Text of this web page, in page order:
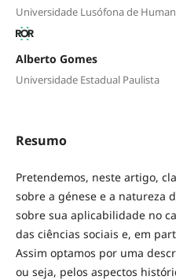
Universidade Lusófona de
Alberto Gomes
Universidade Estadual Paulista
Resumo
Pretendemos, neste artigo,
sobre a génese e a natureza
sobre sua aplicabilidade no
das ciências sociais e, em
Assim optamos por uma
ou seja, pelos aspectos